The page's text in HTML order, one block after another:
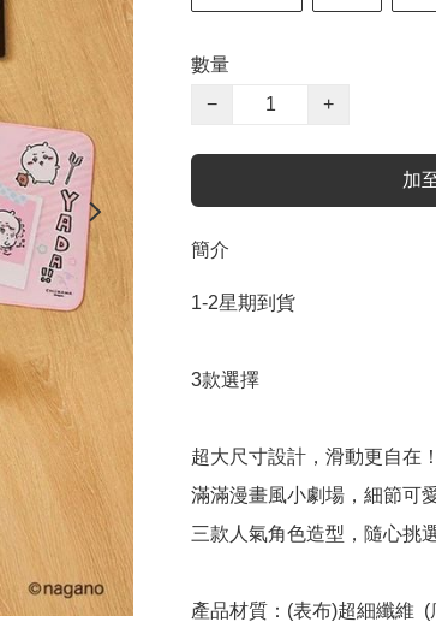
數量
−
+
加
簡介
1-2星期到貨
3款選擇
超大尺寸設計，滑動更自在！
滿滿漫畫風小劇場，細節可
三款人氣角色造型，隨心挑
產品材質：(表布)超細纖維  (